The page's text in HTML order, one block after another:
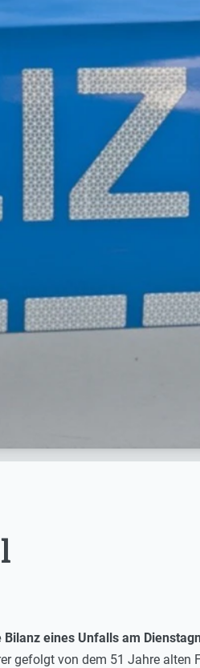
eines Unfalls am
gefolgt von dem 51 Jahre alten